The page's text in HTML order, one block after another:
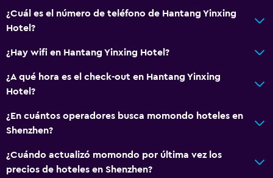
¿Cuál es el número de teléfono de Hantang Yinxing
Hotel?
¿Hay wifi en Hantang Yinxing Hotel?
¿A qué hora es el check-out en Hantang Yinxing
Hotel?
¿En cuántos operadores busca momondo hoteles en
Shenzhen?
¿Cuándo actualizó momondo por última vez los
precios de hoteles en Shenzhen?